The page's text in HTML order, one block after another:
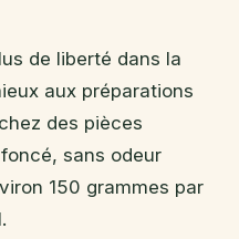
de liberté dans la
aux préparations
des pièces
sans odeur
150 grammes par